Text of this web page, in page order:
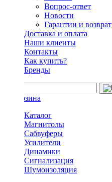
Вопрос-ответ
Новости
Гарантии и возврат
Доставка и оплата
Наши клиенты
Контакты
Как купить?
Бренды
Каталог
Магнитолы
Сабвуферы
Усилители
Динамики
Сигнализация
Шумоизоляция